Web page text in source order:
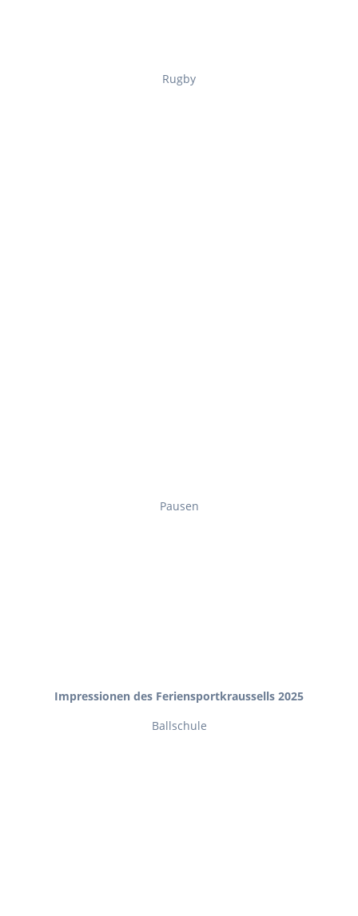
Rugby
Pausen
Impressionen des Feriensportkraussells 2025
Ballschule